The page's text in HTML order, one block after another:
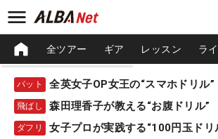
全ツアー ギア レッスン ラ
パット 全英女子OP女王の“スマホドリル”
飛ばし 森田理香子が教える“お腹ドリル”
ダフリ 女子プロが実践する“100円玉ドリ